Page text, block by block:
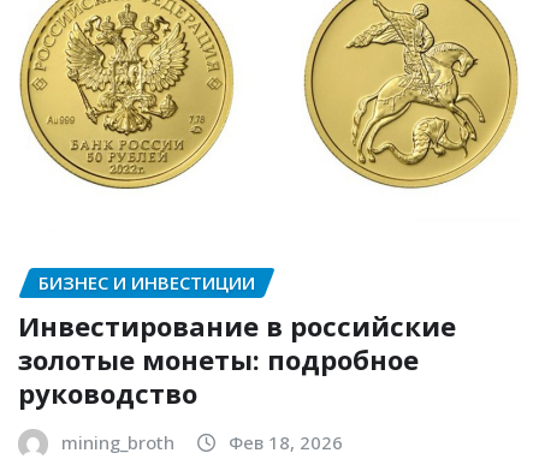
БИЗНЕС И ИНВЕСТИЦИИ
Инвестирование в российские
золотые монеты: подробное
руководство
mining_broth Фев 18, 2026